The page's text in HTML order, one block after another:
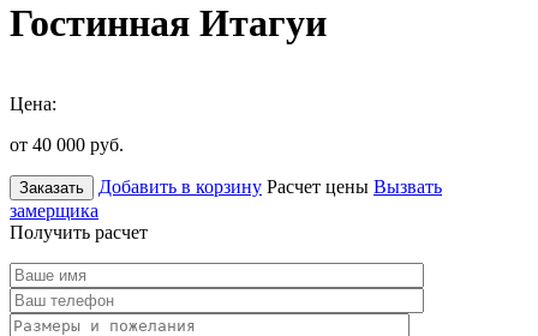
Гостинная Итагуи
Цена:
от 40 000 руб.
Заказать Добавить в корзину Расчет цены Вызвать
замерщика
Получить расчет